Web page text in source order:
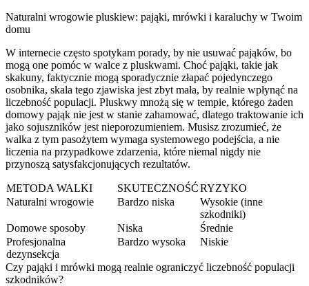
Naturalni wrogowie pluskiew: pająki, mrówki i karaluchy w Twoim
domu
W internecie często spotykam porady, by nie usuwać pająków, bo
mogą one pomóc w walce z pluskwami. Choć pająki, takie jak
skakuny, faktycznie mogą sporadycznie złapać pojedynczego
osobnika, skala tego zjawiska jest zbyt mała, by realnie wpłynąć na
liczebność populacji. Pluskwy mnożą się w tempie, którego żaden
domowy pająk nie jest w stanie zahamować, dlatego traktowanie ich
jako sojuszników jest nieporozumieniem. Musisz zrozumieć, że
walka z tym pasożytem wymaga systemowego podejścia, a nie
liczenia na przypadkowe zdarzenia, które niemal nigdy nie
przynoszą satysfakcjonujących rezultatów.
METODA WALKI SKUTECZNOŚĆRYZYKO
Naturalni wrogowie
Bardzo niska
Wysokie (inne
szkodniki)
Domowe sposoby
Niska
Średnie
Profesjonalna
dezynsekcja
Bardzo wysoka Niskie
Czy pająki i mrówki mogą realnie ograniczyć liczebność populacji
szkodników?